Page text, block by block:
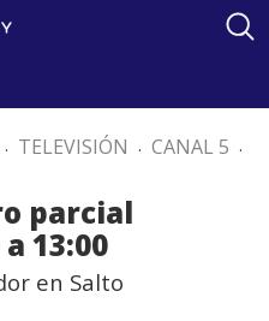
. TELEVISIÓN . CANAL 5 .
parcial
13:00
en Salto